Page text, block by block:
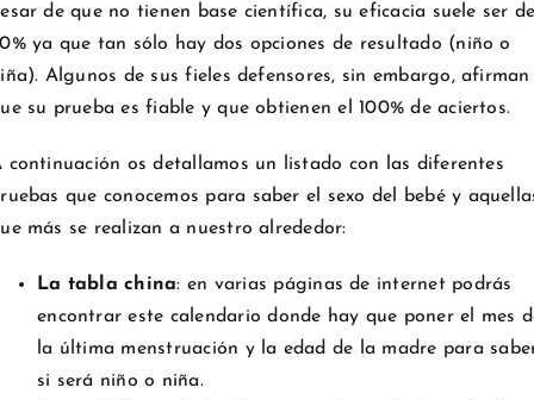
de que no tienen base científica, su eficacia suele ser
ya que tan sólo hay dos opciones de resultado (niño o
Algunos de sus fieles defensores, sin embargo, afirman
su prueba es fiable y que obtienen el 100% de aciertos.
continuación os detallamos un listado con las diferentes
que conocemos para saber el sexo del bebé y
más se realizan a nuestro alrededor:
La tabla china: en varias páginas de internet podrás
encontrar este calendario donde hay que poner el mes
la última menstruación y la edad de la madre para
si será niño o niña.